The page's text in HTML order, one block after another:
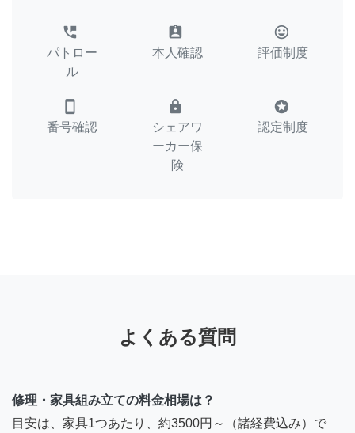
perm_phone_msg
パトロー
ル
assignment_ind
本人確認
tag_faces
評価制度
smartphone
番号確認
lock
シェアワ
ーカー保
険
stars
認定制度
よくある質問
修理・家具組み立ての料金相場は？
目安は、家具1つあたり、約3500円～（諸経費込み）で